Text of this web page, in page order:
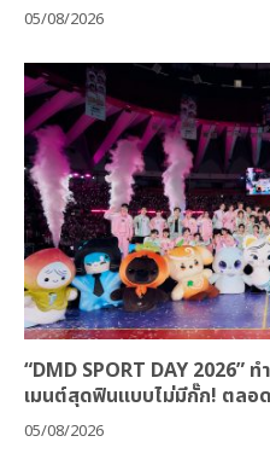
05/08/2026
“DMD SPORT DAY 2026”
เมนต์สุดฟินแบบไม่มีกั๊ก! ตลอด
05/08/2026